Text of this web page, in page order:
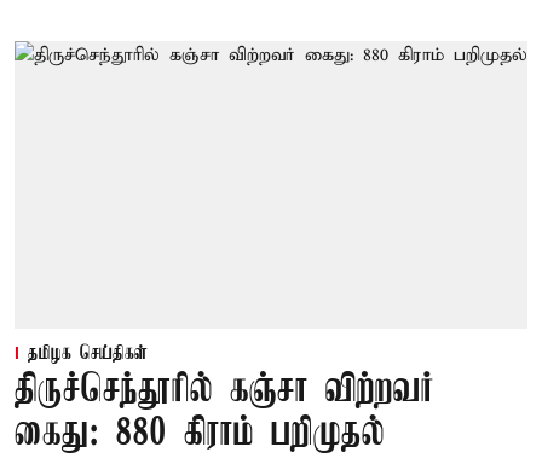
தமிழக செய்திகள்
திருச்செந்தூரில் கஞ்சா விற்றவர்
கைது: 880 கிராம் பறிமுதல்